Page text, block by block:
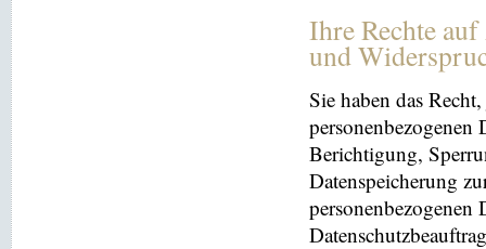
Ihre Rechte
und
Sie haben das
personenbezogenen
Berichtigung,
Datenspeicherung
personenbezogenen